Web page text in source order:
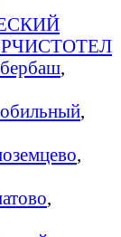
,
,
,
,